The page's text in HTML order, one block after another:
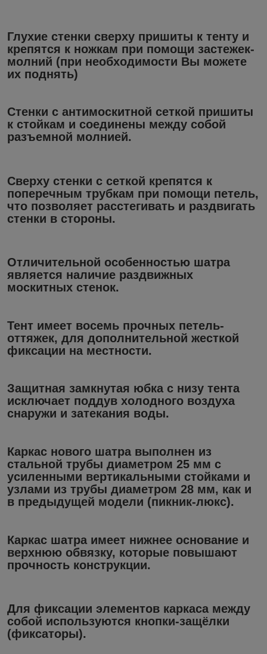
Глухие стенки сверху пришиты к тенту и
крепятся к ножкам при помощи застежек-
молний (при необходимости Вы можете
их поднять)
Стенки с антимоскитной сеткой пришиты
к стойкам и соединены между собой
разъемной молнией.
Сверху стенки с сеткой крепятся к
поперечным трубкам при помощи петель,
что позволяет расстегивать и раздвигать
стенки в стороны.
Отличительной особенностью шатра
является наличие раздвижных
москитных стенок.
Тент имеет восемь прочных петель-
оттяжек, для дополнительной жесткой
фиксации на местности.
Защитная замкнутая юбка с низу тента
исключает поддув холодного воздуха
снаружи и затекания воды.
Каркас нового шатра выполнен из
стальной трубы диаметром 25 мм с
усиленными вертикальными стойками и
узлами из трубы диаметром 28 мм, как и
в предыдущей модели (пикник-люкс).
Каркас шатра имеет нижнее основание и
верхнюю обвязку, которые повышают
прочность конструкции.
Для фиксации элементов каркаса между
собой используются кнопки-защёлки
(фиксаторы).